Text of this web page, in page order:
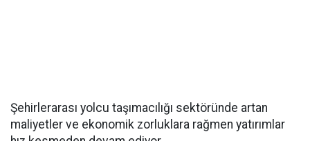
Şehirlerarası yolcu taşımacılığı sektöründe artan
maliyetler ve ekonomik zorluklara rağmen yatırımlar